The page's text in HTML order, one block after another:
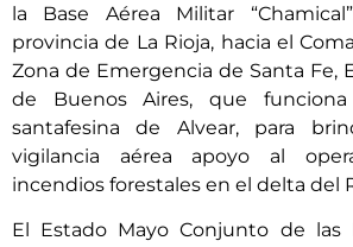
la Base Aérea Militar
provincia de La Rioja, hacia el
Zona de Emergencia de Santa Fe,
de Buenos Aires, que
santafesina de Alvear, para
vigilancia aérea apoyo al
incendios forestales en el delta del
El Estado Mayo Conjunto de las